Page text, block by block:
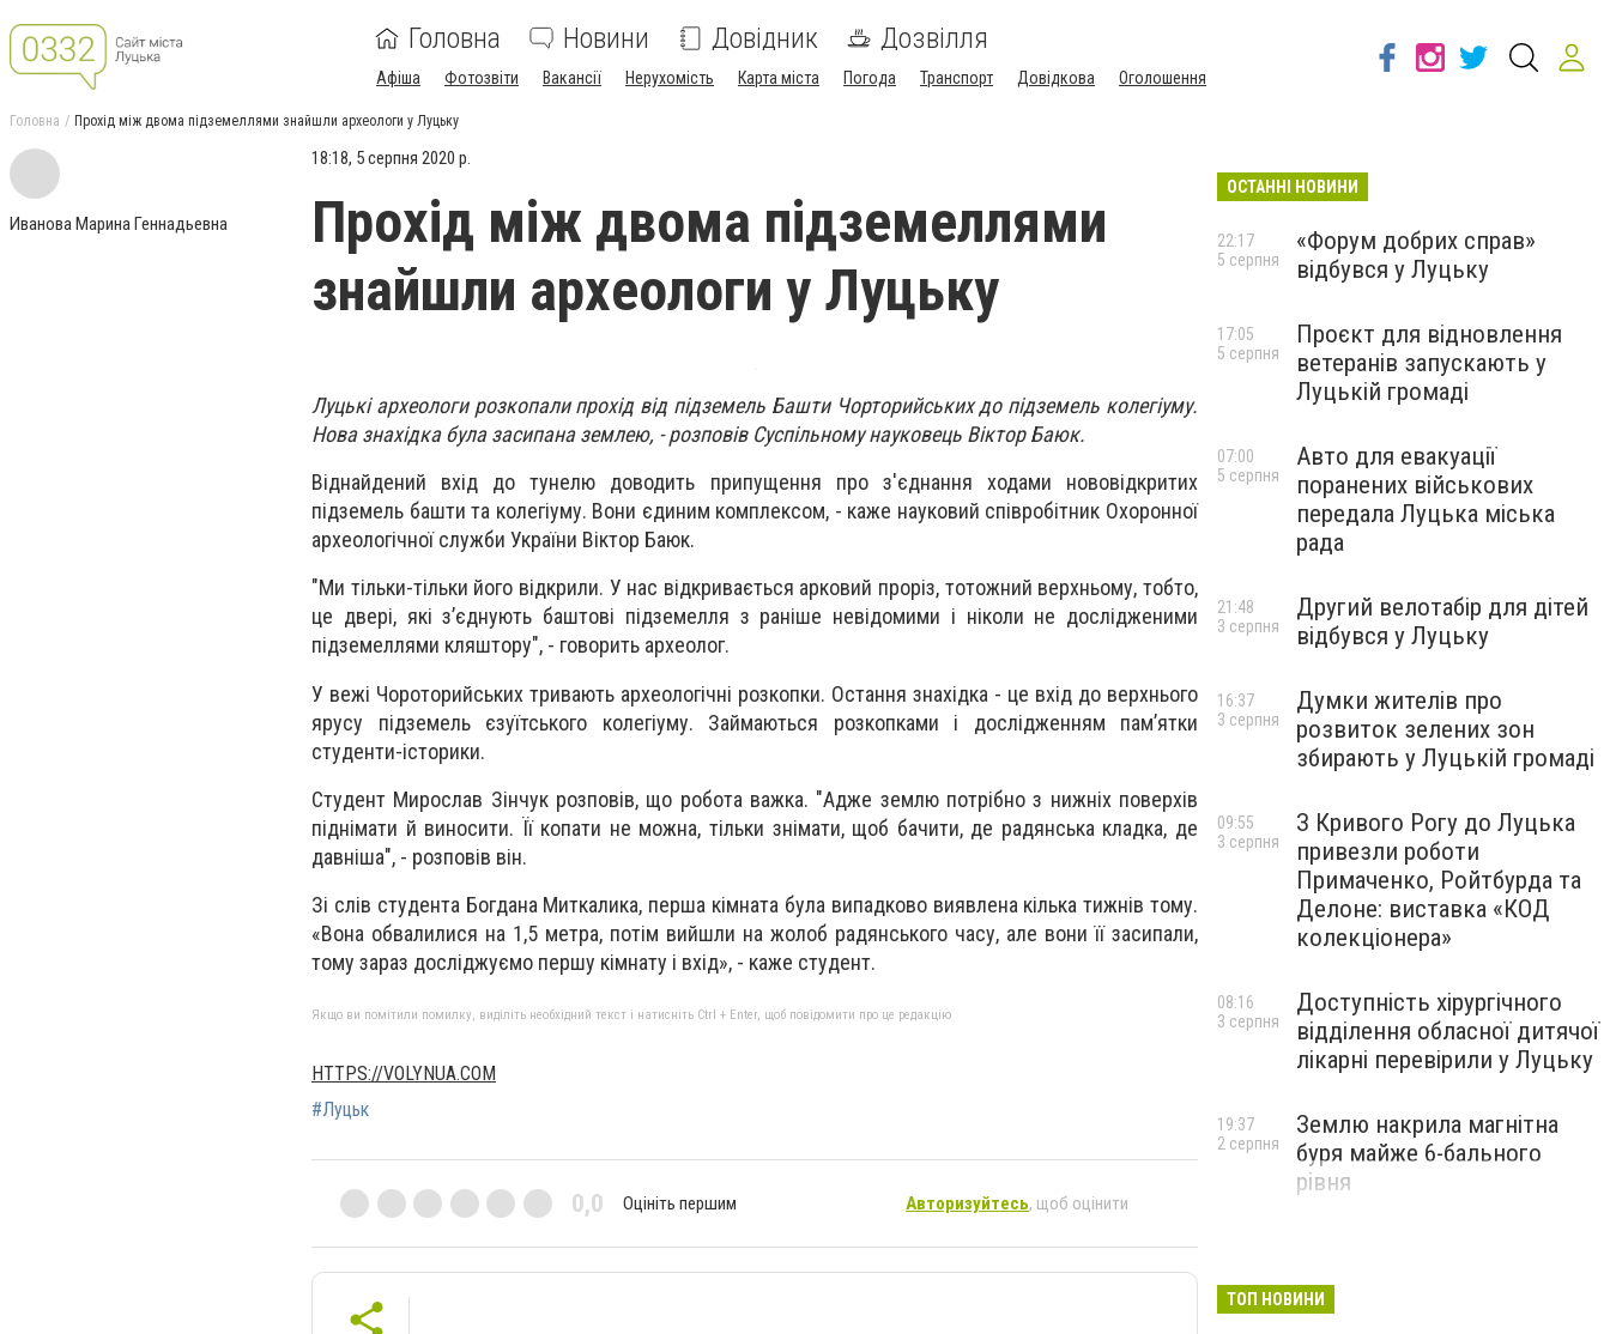
Головна Новини Довідник Дозвілля
Афіша Фотозвіти Вакансії Нерухомість Карта міста Погода Транспорт Довідкова Оголошення
Головна Прохід між двома підземеллями знайшли археологи у Луцьку
Иванова Марина Геннадьевна
18:18, 5 серпня 2020 р.
Прохід між двома підземеллями
знайшли археологи у Луцьку
Луцькі археологи розкопали прохід від підземель Башти Чорторийських до підземель колегіуму.
Нова знахідка була засипана землею, - розповів Суспільному науковець Віктор Баюк.
Віднайдений вхід до тунелю доводить припущення про з'єднання ходами нововідкритих
підземель башти та колегіуму. Вони єдиним комплексом, - каже науковий співробітник Охоронної
археологічної служби України Віктор Баюк.
"Ми тільки-тільки його відкрили. У нас відкривається арковий проріз, тотожний верхньому, тобто,
це двері, які з’єднують баштові підземелля з раніше невідомими і ніколи не дослідженими
підземеллями кляштору", - говорить археолог.
У вежі Чороторийських тривають археологічні розкопки. Остання знахідка - це вхід до верхнього
ярусу підземель єзуїтського колегіуму. Займаються розкопками і дослідженням пам’ятки
студенти-історики.
Студент Мирослав Зінчук розповів, що робота важка. "Адже землю потрібно з нижніх поверхів
піднімати й виносити. Її копати не можна, тільки знімати, щоб бачити, де радянська кладка, де
давніша", - розповів він.
Зі слів студента Богдана Миткалика, перша кімната була випадково виявлена кілька тижнів тому.
«Вона обвалилися на 1,5 метра, потім вийшли на жолоб радянського часу, але вони її засипали,
тому зараз досліджуємо першу кімнату і вхід», - каже студент.
Якщо ви помітили помилку, виділіть необхідний текст і натисніть Ctrl + Enter, щоб повідомити про це редакцію
HTTPS://VOLYNUA.COM
#Луцьк
0,0 Оцініть першим Авторизуйтесь, щоб оцінити
ОСТАННІ НОВИНИ
«Форум добрих справ»
відбувся у Луцьку
22:17
5 серпня
Проєкт для відновлення
ветеранів запускають у
Луцькій громаді
17:05
5 серпня
Авто для евакуації
поранених військових
передала Луцька міська
рада
07:00
5 серпня
Другий велотабір для дітей
відбувся у Луцьку
21:48
3 серпня
Думки жителів про
розвиток зелених зон
збирають у Луцькій громаді
16:37
3 серпня
З Кривого Рогу до Луцька
привезли роботи
Примаченко, Ройтбурда та
Делоне: виставка «КОД
колекціонера»
09:55
3 серпня
Доступність хірургічного
відділення обласної дитячої
лікарні перевірили у Луцьку
08:16
3 серпня
Землю накрила магнітна
буря майже 6-бального
рівня
19:37
2 серпня
ТОП НОВИНИ